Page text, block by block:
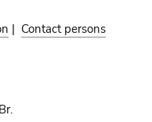
| Contact persons